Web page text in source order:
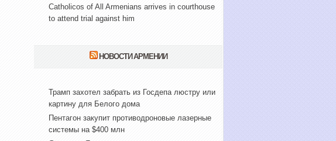
Catholicos of All Armenians arrives in courthouse
to attend trial against him
НОВОСТИ АРМЕНИИ
Трамп захотел забрать из Госдепа люстру или
картину для Белого дома
Пентагон закупит противодроновые лазерные
системы на $400 млн